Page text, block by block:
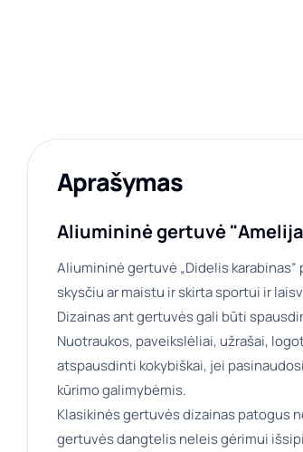
Aprašymas
Aliumininė gertuvė
Aliumininė gertuvė „Didelis
skysčiu ar maistu ir skirta sportui ir
Dizainas ant gertuvės gali būti
Nuotraukos, paveikslėliai, užrašai,
atspausdinti kokybiškai, jei
kūrimo galimybėmis.
Klasikinės gertuvės dizainas patogus
gertuvės dangtelis neleis gėrimui